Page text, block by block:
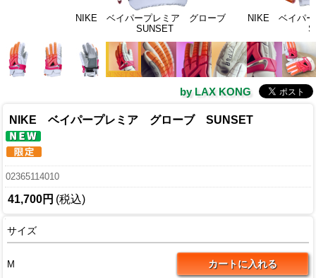
NIKE ベイパープレミア グローブ
SUNSET
NIKE ベイパ
by LAX KONG
NIKE ベイパープレミア グローブ SUNSET
02365114010
41,700円 (税込)
サイズ
M